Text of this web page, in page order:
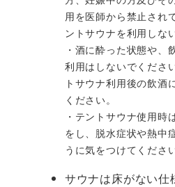
用を医師から禁止され
ントサウナを利用しな
・酒に酔った状態や、
利用はしないでくださ
トサウナ利用後の飲酒
ください。
・テントサウナ使用時
をし、脱水症状や熱中
うに気をつけてください
サウナは床がない仕